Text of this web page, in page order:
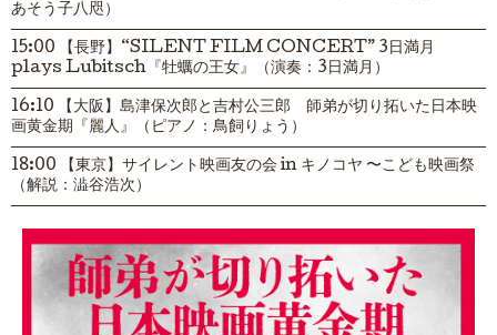
あそう子八咫）
15:00 【長野】“SILENT FILM CONCERT” 3日満月
plays Lubitsch『牡蠣の王女』（演奏：3日満月）
16:10 【大阪】島津保次郎と吉村公三郎 師弟が切り拓いた日本映
画黄金期『麗人』（ピアノ：鳥飼りょう）
18:00 【東京】サイレント映画友の会 in キノコヤ 〜こども映画祭
（解説：澁谷浩次）